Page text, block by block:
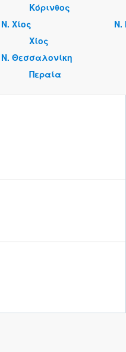
Κόρινθος
Ν. Χίος
Χίος
Ν.
Ν. Θεσσαλονίκη
Περαία